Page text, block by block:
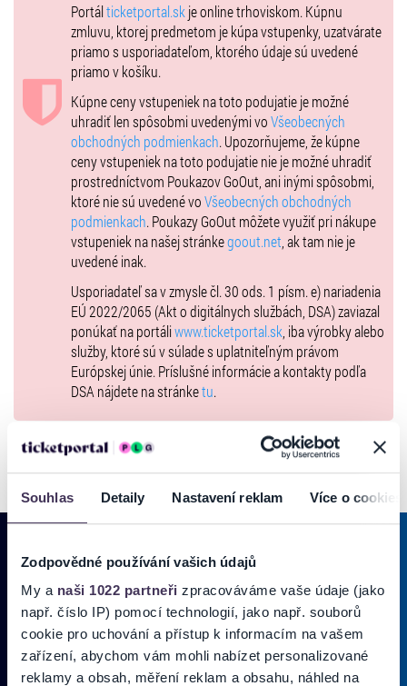
Souhlas Detaily Nastavení reklam Více o cookies
Zodpovědné používání vašich údajů
My a naši 1022 partneři zpracováváme vaše údaje (jako
např. číslo IP) pomocí technologií, jako např. souborů
cookie pro uchování a přístup k informacím na vašem
zařízení, abychom vám mohli nabízet personalizované
reklamy a obsah, měření reklam a obsahu, náhled na
- Máme pre teba zľavu 20% zo vstupenky (platí pre jednodňové aj
dvojdňové!)
ZMENY V PROGRAME VYHRADENÉ
Portálticketportal.sk je online trhoviskom. Kúpnu
zmluvu, ktorej predmetom je kúpa vstupenky, uzatvárate
priamo s usporiadateľom, ktorého údaje sú uvedené
priamo v košíku.
Kúpne ceny vstupeniek na toto podujatie je možné
uhradiť len spôsobmi uvedenými voVšeobecných
obchodných podmienkach. Upozorňujeme, že kúpne
ceny vstupeniek na toto podujatie nie je možné uhradiť
prostredníctvom Poukazov GoOut, ani inými spôsobmi,
ktoré nie sú uvedené voVšeobecných obchodných
podmienkach. Poukazy GoOut môžete využiť pri nákupe
vstupeniek na našej stránkegoout.net , ak tam nie je
uvedené inak.
Usporiadateľ sa v zmysle čl. 30 ods. 1 písm. e) nariadenia
EÚ 2022/2065 (Akt o digitálnych službách, DSA) zaviazal
ponúkať na portáliwww.ticketportal.sk , iba výrobky alebo
služby, ktoré sú v súlade s uplatniteľným právom
Európskej únie. Príslušné informácie a kontakty podľa
DSA nájdete na stránketu.
PRIHLÁSIŤ SA KODBERU NOVINIEK
Pridajte sa do zoznamu odberateľov a doručte si najnovšie špeciálne
ponuky priamo do doručenej pošty.